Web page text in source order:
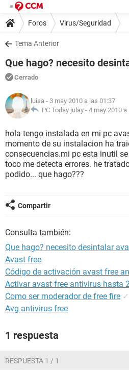
Foros Virus/Seguridad
Tema Anterior
Que hago? necesito
Cerrado
luisa - 3 may 2010 a las 01:37
PC Today julay - 4 may 2010 a
hola tengo instalada en mi pc
momento de su instalacion ha
consecuencias.mi pc esta inutil
toco me detecta errores. he
podido... que hago???
Compartir
Consulta también:
Que hago? necesito desintalar
Avast free
Código de activación avast free
Activar avast free antivirus hasta
Como ser moderador de free fire ✓
Avg antivirus free
1 respuesta
RESPUESTA 1 / 1